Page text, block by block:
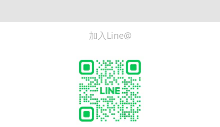
加入Line@